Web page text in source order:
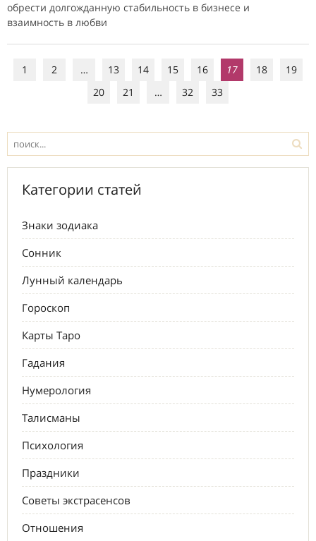
обрести долгожданную стабильность в бизнесе и
взаимность в любви
1 2 … 13 14 15 16 17 18
19
20
21 … 32 33
Категории статей
Знаки зодиака
Сонник
Лунный календарь
Гороскоп
Карты Таро
Гадания
Нумерология
Талисманы
Психология
Праздники
Советы экстрасенсов
Отношения